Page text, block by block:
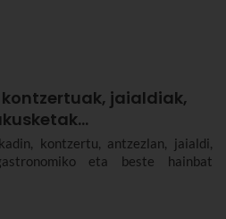
jaialdiak,
kontzertu, antzezlan, jaialdi,
eta beste hainbat